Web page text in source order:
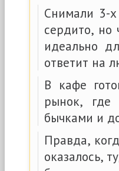
Снимали 3-
сердито, но
идеально
ответит на
В кафе
рынок, где
бычками и
Правда,
оказалось,